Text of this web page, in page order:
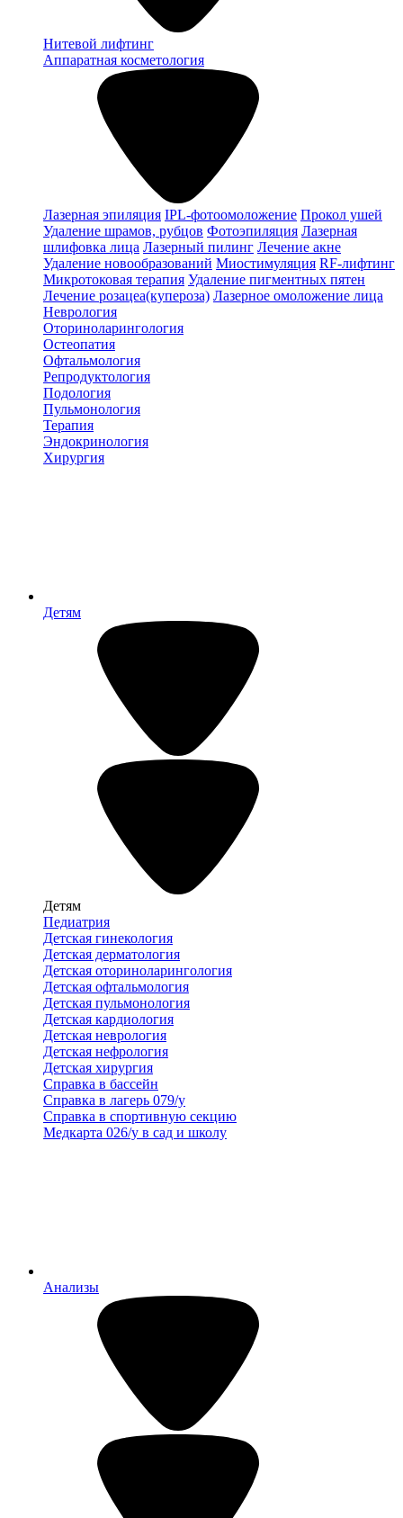
Нитевой лифтинг
Аппаратная косметология
Лазерная эпиляция IPL-фотоомоложение Прокол ушей
Удаление шрамов, рубцов Фотоэпиляция Лазерная
шлифовка лица Лазерный пилинг Лечение акне
Удаление новообразований Миостимуляция RF-лифтинг
Микротоковая терапия Удаление пигментных пятен
Лечение розацеа(купероза) Лазерное омоложение лица
Неврология
Оториноларингология
Остеопатия
Офтальмология
Репродуктология
Подология
Пульмонология
Терапия
Эндокринология
Хирургия
Детям
Детям
Педиатрия
Детская гинекология
Детская дерматология
Детская оториноларингология
Детская офтальмология
Детская пульмонология
Детская кардиология
Детская неврология
Детская нефрология
Детская хирургия
Справка в бассейн
Справка в лагерь 079/у
Справка в спортивную секцию
Медкарта 026/у в сад и школу
Анализы